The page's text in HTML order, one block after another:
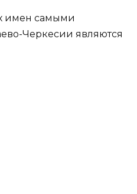
имен самыми
Черкесии являются